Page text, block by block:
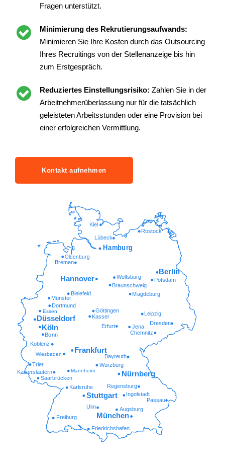
Fragen unterstützt.
Minimierung des Rekrutierungsaufwands:
Minimieren Sie Ihre Kosten durch das Outsourcing
Ihres Recruitings von der Stellenanzeige bis hin
zum Erstgespräch.
Reduziertes Einstellungsrisiko: Zahlen Sie in der
Arbeitnehmerüberlassung nur für die tatsächlich
geleisteten Arbeitsstunden oder eine Provision bei
einer erfolgreichen Vermittlung.
Kontakt aufnehmen
Friedrichshafen
Freiburg
Augsburg
Ulm
Passau
Ingolstadt
Regensburg
Karlsruhe
Saarbrücken
Kaiserslautern Mannheim
Würzburg
Trier
Wiesbaden Bayreuth
Koblenz
Chemnitz
Bonn
Erfurt Jena
Dresden
Kassel
Göttingen
Essen
Dortmund
Münster
Magdeburg
Bielefeld
Braunschweig
Potsdam
Wolfsburg
Oldenburg
Lübeck
Rostock
Kiel
München
Stuttgart
Nürnberg
Frankfurt
Köln
Düsseldorf
Leipzig
Hannover
Berlin
Bremen
Hamburg